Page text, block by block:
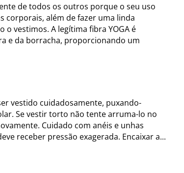
de todos os outros porque o seu uso
corporais, além de fazer uma linda
vestimos. A legítima fibra YOGA é
e da borracha, proporcionando um
vestido cuidadosamente, puxando-
Se vestir torto não tente arruma-lo no
Cuidado com anéis e unhas
receber pressão exagerada. Encaixar a...